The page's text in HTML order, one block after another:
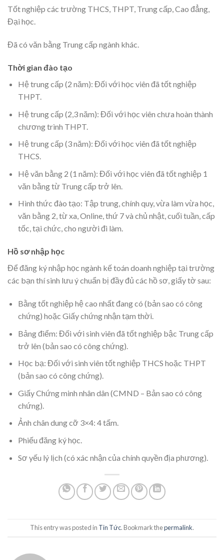
Tốt nghiệp các trường THCS, THPT, Trung cấp, Cao đẳng,
Đại học.
Đã có văn bằng Trung cấp ngành khác.
Thời gian đào tạo
Hệ trung cấp (2 năm): Đối với học viên đã tốt nghiệp
THPT.
Hệ trung cấp (2,3 năm): Đối với học viên chưa hoàn thành
chương trình THPT.
Hệ trung cấp (3 năm): Đối với học viên đã tốt nghiệp
THCS.
Hệ văn bằng 2 (1 năm): Đối với học viên đã tốt nghiệp 1
văn bằng từ Trung cấp trở lên.
Hình thức đào tạo: Tập trung, chính quy, vừa làm vừa học,
văn bằng 2, từ xa, Online, thứ 7 và chủ nhật, cuối tuần, cấp
tốc, tại chức, cho người đi làm.
Hồ sơ nhập học
Để đăng ký nhập học ngành kế toán doanh nghiệp tại trường
các bạn thí sinh lưu ý chuẩn bị đầy đủ các hồ sơ, giấy tờ sau:
Bằng tốt nghiệp hệ cao nhất đang có (bản sao có công
chứng) hoặc Giấy chứng nhận tạm thời.
Bảng điểm: Đối với sinh viên đã tốt nghiệp bậc Trung cấp
trở lên (bản sao có công chứng).
Học bạ: Đối với sinh viên tốt nghiệp THCS hoặc THPT
(bản sao có công chứng).
Giấy Chứng minh nhân dân (CMND – Bản sao có công
chứng).
Ảnh chân dung cỡ 3×4: 4 tấm.
Phiếu đăng ký học.
Sơ yếu lý lịch (có xác nhận của chính quyền địa phương).
This entry was posted in Tin Tức. Bookmark thepermalink.